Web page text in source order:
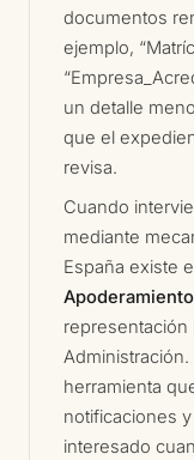
documentos
ejemplo,
un detalle
que el
revisa.
Cuando
mediante
España existe
representación
Administración.
herramienta
notificaciones
interesado